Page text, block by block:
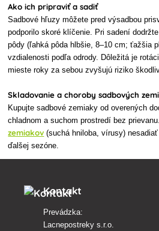
Ako ich pripraviť a sadiť
Sadbové hľuzy môžete pred výsadbou
podporilo skoré klíčenie. Pri sadení
pôdy (ľahká pôda hlbšie, 8–10 cm; ťažšia
vzdialenosti podľa odrody. Dôležitá je
mieste roky za sebou zvyšujú riziko
Skladovanie a choroby sadbových
Kupujte sadbové zemiaky od overených
chladnom a suchom prostredí bez
zemiakov (suchá hniloba, vírusy)
ďalšej sezóne.
Kontakt
Prevádzka:
Lacnepostreky s.r.o.